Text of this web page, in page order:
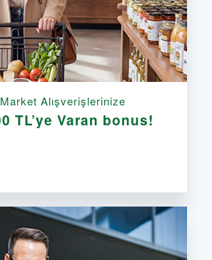
Market Alışverişlerinize
TL’ye Varan bonus!